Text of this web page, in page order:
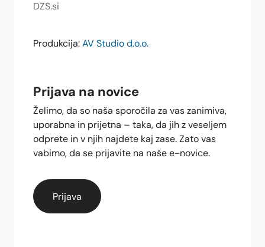
DZS.si
Produkcija: AV Studio d.o.o.
Prijava na novice
Želimo, da so naša sporočila za vas zanimiva,
uporabna in prijetna – taka, da jih z veseljem
odprete in v njih najdete kaj zase. Zato vas
vabimo, da se prijavite na naše e-novice.